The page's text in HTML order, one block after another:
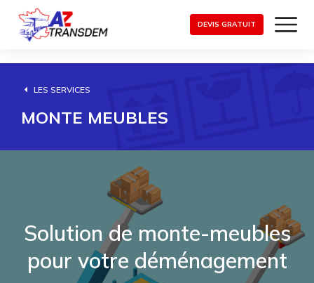
DEVIS GRATUIT
LES SERVICES
MONTE MEUBLES
Solution de monte-meubles
pour votre déménagement